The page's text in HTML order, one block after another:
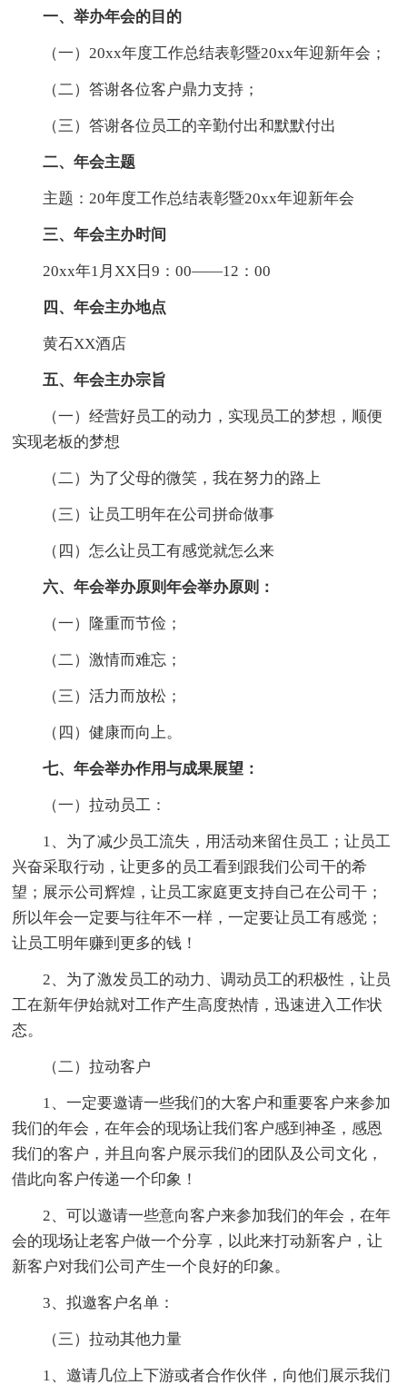
一、举办年会的目的
（一）20xx年度工作总结表彰暨20xx年迎新年会；
（二）答谢各位客户鼎力支持；
（三）答谢各位员工的辛勤付出和默默付出
二、年会主题
主题：20年度工作总结表彰暨20xx年迎新年会
三、年会主办时间
20xx年1月XX日9：00——12：00
四、年会主办地点
黄石XX酒店
五、年会主办宗旨
（一）经营好员工的动力，实现员工的梦想，顺便
实现老板的梦想
（二）为了父母的微笑，我在努力的路上
（三）让员工明年在公司拼命做事
（四）怎么让员工有感觉就怎么来
六、年会举办原则年会举办原则：
（一）隆重而节俭；
（二）激情而难忘；
（三）活力而放松；
（四）健康而向上。
七、年会举办作用与成果展望：
（一）拉动员工：
1、为了减少员工流失，用活动来留住员工；让员工
兴奋采取行动，让更多的员工看到跟我们公司干的希
望；展示公司辉煌，让员工家庭更支持自己在公司干；
所以年会一定要与往年不一样，一定要让员工有感觉；
让员工明年赚到更多的钱！
2、为了激发员工的动力、调动员工的积极性，让员
工在新年伊始就对工作产生高度热情，迅速进入工作状
态。
（二）拉动客户
1、一定要邀请一些我们的大客户和重要客户来参加
我们的年会，在年会的现场让我们客户感到神圣，感恩
我们的客户，并且向客户展示我们的团队及公司文化，
借此向客户传递一个印象！
2、可以邀请一些意向客户来参加我们的年会，在年
会的现场让老客户做一个分享，以此来打动新客户，让
新客户对我们公司产生一个良好的印象。
3、拟邀客户名单：
（三）拉动其他力量
1、邀请几位上下游或者合作伙伴，向他们展示我们